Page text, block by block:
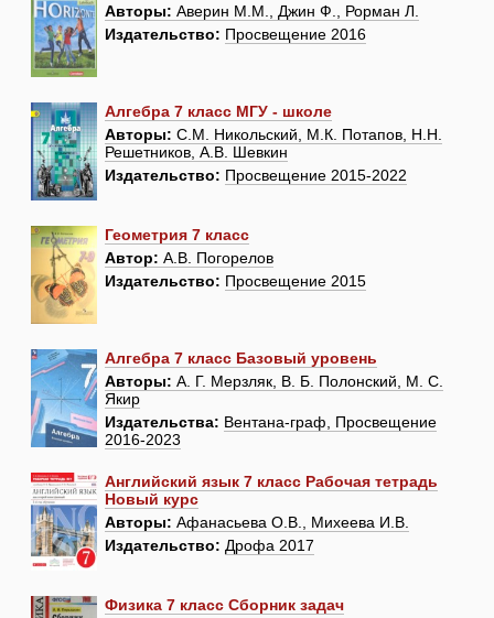
Авторы: Аверин М.М., Джин Ф., Рорман Л.
Издательство: Просвещение 2016
Алгебра 7 класс МГУ - школе
Авторы: С.М. Никольский, М.К. Потапов, Н.Н.
Решетников, А.В. Шевкин
Издательство: Просвещение 2015-2022
Геометрия 7 класс
Автор: А.В. Погорелов
Издательство: Просвещение 2015
Алгебра 7 класс Базовый уровень
Авторы: А. Г. Мерзляк, В. Б. Полонский, М. С.
Якир
Издательства: Вентана-граф, Просвещение
2016-2023
Английский язык 7 класс Рабочая тетрадь
Новый курс
Авторы: Афанасьева О.В., Михеева И.В.
Издательство: Дрофа 2017
Физика 7 класс Сборник задач